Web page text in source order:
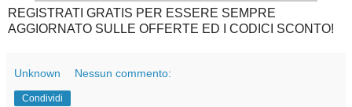
REGISTRATI GRATIS PER ESSERE SEMPRE
AGGIORNATO SULLE OFFERTE ED I CODICI SCONTO!
Unknown Nessun commento:
Condividi